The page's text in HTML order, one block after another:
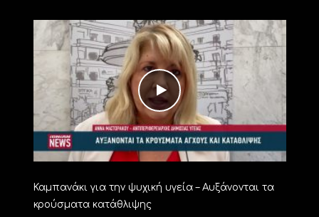
Καμπανάκι για την ψυχική υγεία – Αυξάνονται τα
κρούσματα κατάθλιψης